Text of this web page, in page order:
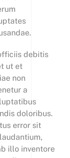
debitis
ut et
non
a
doloribus.
error sit
illo inventore